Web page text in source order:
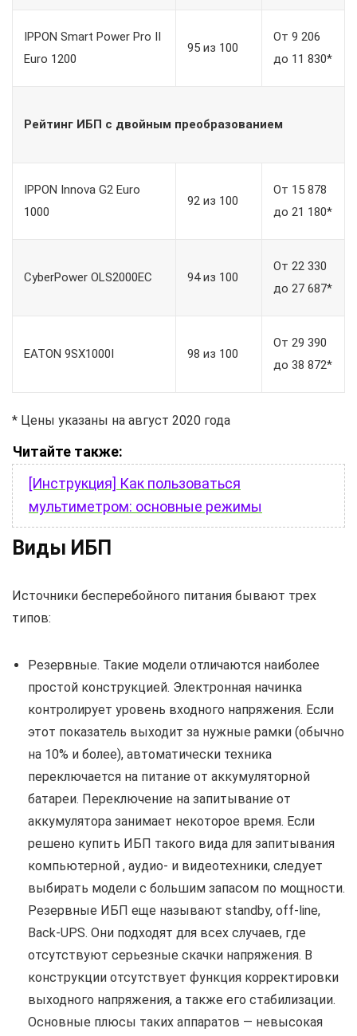
IPPON Smart Power Pro II
Euro 1200
95 из 100
От 9 206
до 11 830*
Рейтинг ИБП с двойным преобразованием
IPPON Innova G2 Euro
1000
92 из 100
От 15 878
до 21 180*
CyberPower OLS2000EC 94 из 100
От 22 330
до 27 687*
EATON 9SX1000I 98 из 100
От 29 390
до 38 872*
* Цены указаны на август 2020 года
Читайте также:
[Инструкция] Как пользоваться
мультиметром: основные режимы
Виды ИБП
Источники бесперебойного питания бывают трех
типов:
Резервные. Такие модели отличаются наиболее
простой конструкцией. Электронная начинка
контролирует уровень входного напряжения. Если
этот показатель выходит за нужные рамки (обычно
на 10% и более), автоматически техника
переключается на питание от аккумуляторной
батареи. Переключение на запитывание от
аккумулятора занимает некоторое время. Если
решено купить ИБП такого вида для запитывания
компьютерной , аудио- и видеотехники, следует
выбирать модели с большим запасом по мощности.
Резервные ИБП еще называют standby, off-line,
Back-UPS. Они подходят для всех случаев, где
отсутствуют серьезные скачки напряжения. В
конструкции отсутствует функция корректировки
выходного напряжения, а также его стабилизации.
Основные плюсы таких аппаратов — невысокая